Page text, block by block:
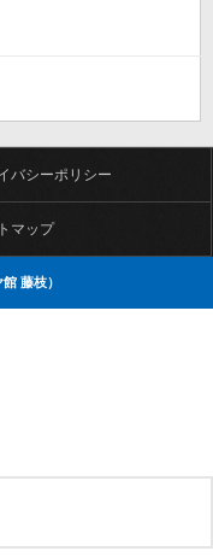
バシーポリシー
マップ
藤枝）